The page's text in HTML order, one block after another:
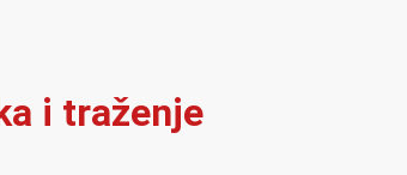
i traženje